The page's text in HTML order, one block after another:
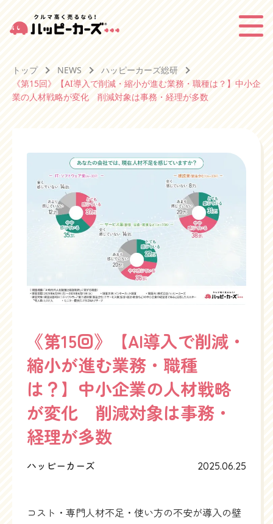
トップ NEWS
ハッピーカーズ総研
《第15回》【AI導入で削減・縮小が進む業務・職種は？】中小企
業の人材戦略が変化 削減対象は事務・経理が多数
《第15回》【AI導入で削減・
縮小が進む業務・職種
は？】中小企業の人材戦略
が変化 削減対象は事務・
経理が多数
ハッピーカーズ 2025.06.25
コスト・専門人材不足・使い方の不安が導入の壁